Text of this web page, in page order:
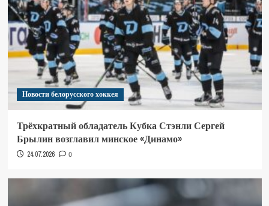
Новости белорусского хоккея
Трёхкратный обладатель Кубка Стэнли Сергей
Брылин возглавил минское «Динамо»
24.07.2026 0